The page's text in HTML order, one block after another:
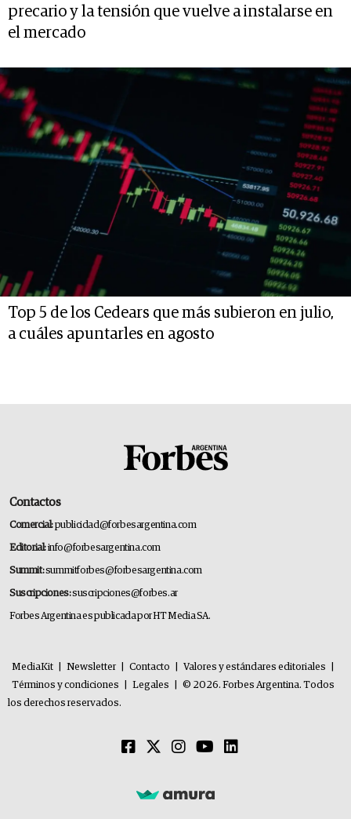
precario y la tensión que vuelve a instalarse en
el mercado
Top 5 de los Cedears que más subieron en julio,
a cuáles apuntarles en agosto
Contactos
Comercial:publicidad@forbesargentina.com
Editorial:info@forbesargentina.com
Summit:summitforbes@forbesargentina.com
Suscripciones:suscripciones@forbes.ar
Forbes Argentina es publicada por HT Media SA.
MediaKit Newsletter Contacto Valores y estándares editoriales
Términos y condiciones
Legales
© 2026. Forbes Argentina. Todos
los derechos reservados.